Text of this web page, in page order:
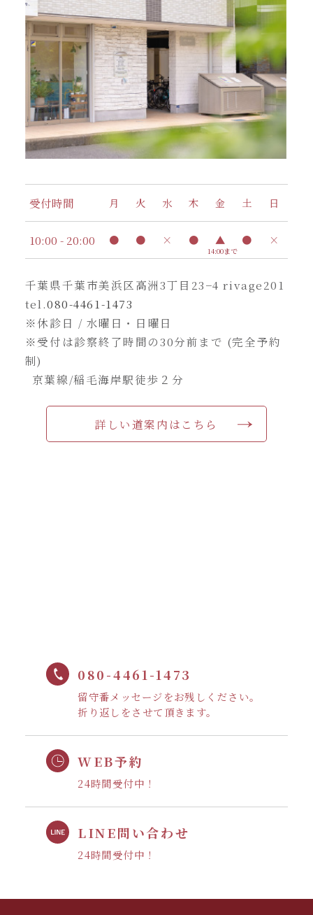
受付時間 月 火 水 木 金 土 日
10:00 - 20:00 ● ● × ● ▲
14:00まで
● ×
千葉県千葉市美浜区高洲3丁目23−4 rivage201
tel.080-4461-1473
※休診日 / 水曜日・日曜日
※受付は診察終了時間の30分前まで (完全予約
制)
京葉線/稲毛海岸駅徒歩２分
詳しい道案内はこちら
080-4461-1473
留守番メッセージをお残しください。
折り返しをさせて頂きます。
WEB予約
24時間受付中！
LINE問い合わせ
24時間受付中！